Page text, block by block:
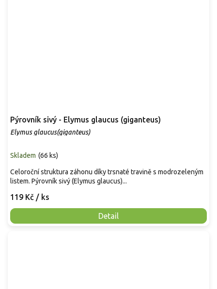
Pýrovník sivý - Elymus glaucus (giganteus)
Elymus glaucus(giganteus)
Skladem (66 ks)
119 Kč / ks
Detail
Celoroční struktura záhonu díky trsnaté travině s modrozeleným
listem. Pýrovník sivý (Elymus glaucus)...